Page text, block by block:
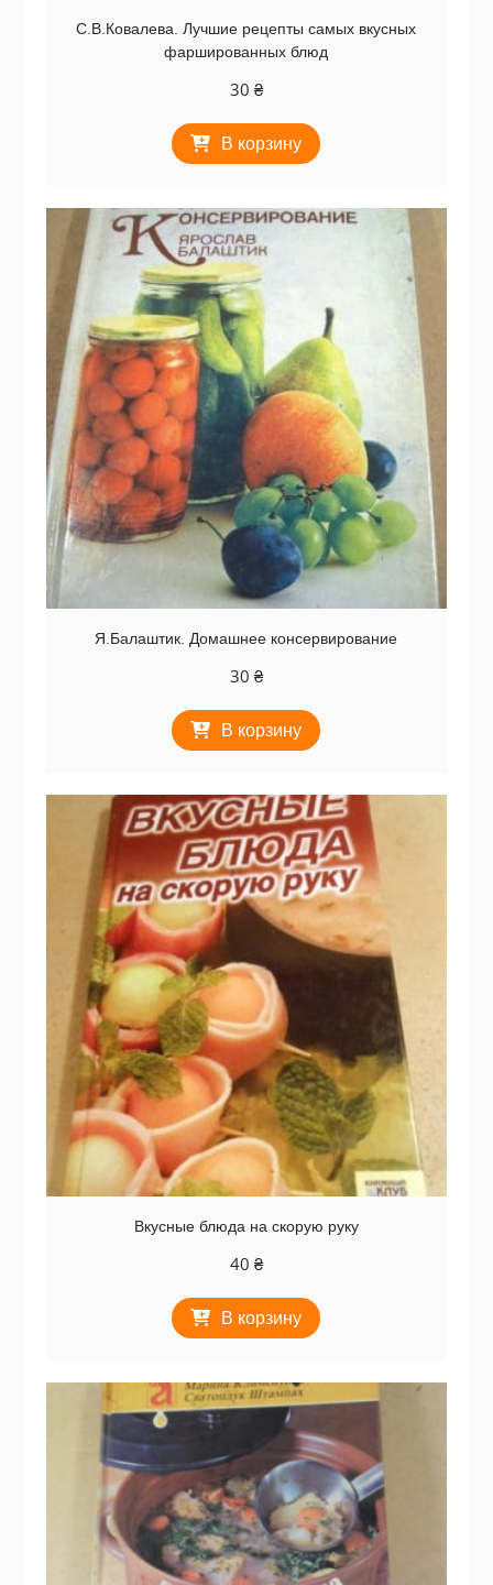
С.В.Ковалева. Лучшие рецепты самых вкусных
фаршированных блюд
30 ₴
В корзину
Я.Балаштик. Домашнее консервирование
30 ₴
В корзину
Вкусные блюда на скорую руку
40 ₴
В корзину